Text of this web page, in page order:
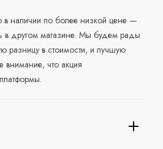
наличии по более низкой цене —
в другом магазине. Мы будем рады
разницу в стоимости, и лучшую
внимание, что акция